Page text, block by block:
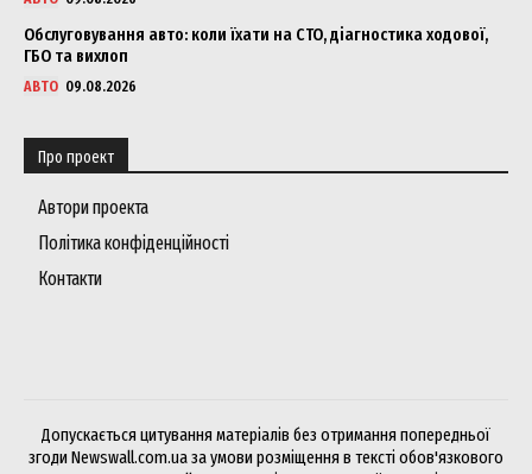
Обслуговування авто: коли їхати на СТО, діагностика ходової,
ГБО та вихлоп
АВТО 09.08.2026
Про проект
Автори проекта
Політика конфіденційності
Контакти
Допускається цитування матеріалів без отримання попередньої
згоди Newswall.com.ua за умови розміщення в тексті обов'язкового